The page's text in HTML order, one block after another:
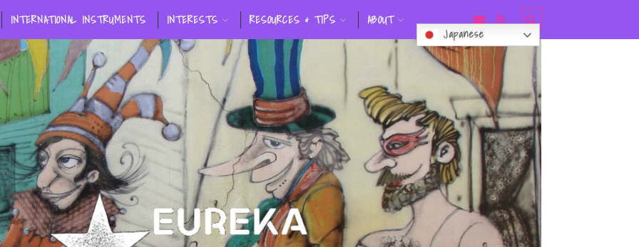
INTERNATIONAL INSTRUMENTS INTERESTS RESOURCES & TIPS
ABOUT
Japanese